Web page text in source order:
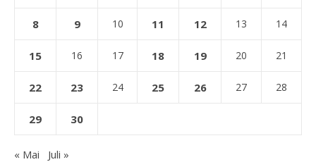
8 9 10 11 12 13 14
15 16 17 18 19 20 21
22 23 24 25 26 27 28
29 30
« Mai Juli »